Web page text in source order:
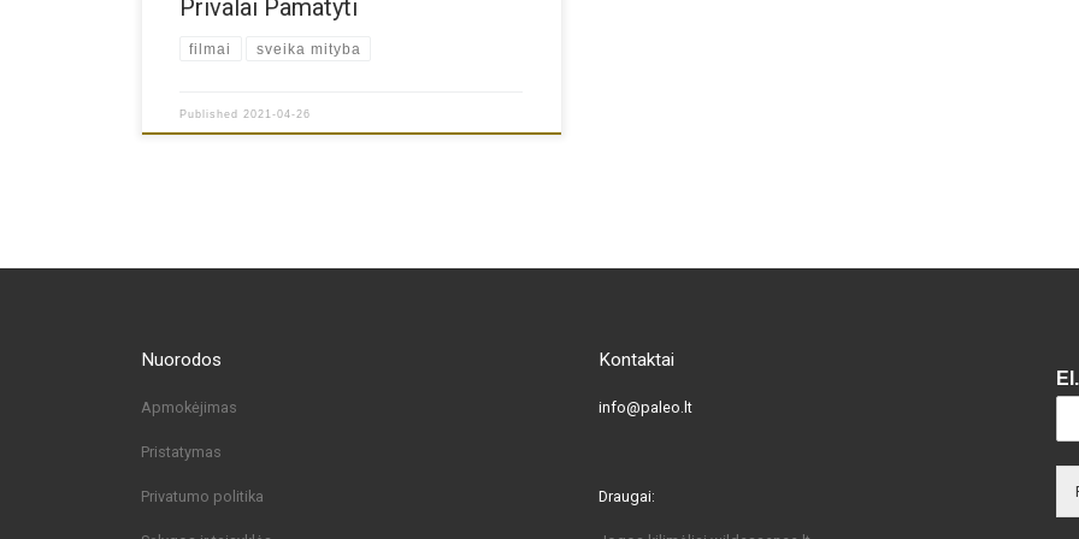
Privalai Pamatyti
filmai sveika mityba
Published 2021-04-26
Nuorodos
Apmokėjimas
Pristatymas
Privatumo politika
Kontaktai
info@paleo.lt
Draugai: